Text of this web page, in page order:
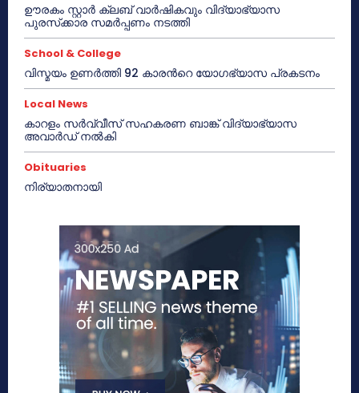
ഊരകം സ്റ്റാർ ക്ലബ് വാർഷികവും വിദ്യാഭ്യാസ
പുരസ്‌ക്കാര സമർപ്പണം നടത്തി
School & College
വിസ്മയം ഉണർത്തി 92 കാരൻറെ യോഗഭ്യാസ പ്രകടനം
Local News
കാറളം സർവ്വീസ് സഹകരണ ബാങ്ക് വിദ്യാഭ്യാസ
അവാർഡ് നൽകി
Obituaries
നിര്യാതനായി